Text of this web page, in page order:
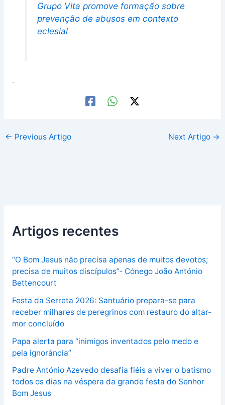
Grupo Vita promove formação sobre
prevenção de abusos em contexto
eclesial
.
← Previous Artigo Next Artigo →
Artigos recentes
“O Bom Jesus não precisa apenas de muitos devotos;
precisa de muitos discípulos”- Cónego João António
Bettencourt
Festa da Serreta 2026: Santuário prepara-se para
receber milhares de peregrinos com restauro do altar-
mor concluído
Papa alerta para “inimigos inventados pelo medo e
pela ignorância”
Padre António Azevedo desafia fiéis a viver o batismo
todos os dias na véspera da grande festa do Senhor
Bom Jesus